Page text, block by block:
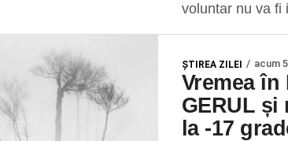
voluntar nu va fi
ŞTIREA ZILEI acum
Vremea în
GERUL și
la -17